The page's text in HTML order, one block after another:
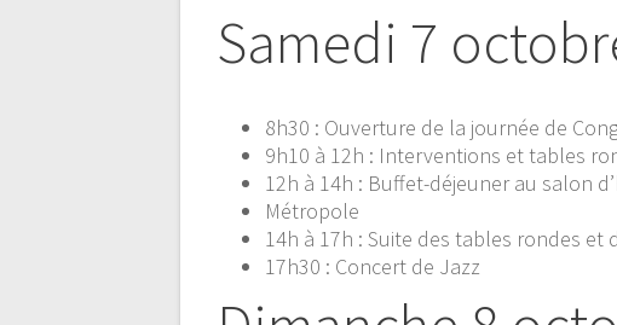
Samedi 7
8h30 : Ouverture de la journée de
9h10 à 12h : Interventions et tables
12h à 14h : Buffet-déjeuner au salon
Métropole
14h à 17h :Suite des tables rondes et
17h30 : Concert de Jazz